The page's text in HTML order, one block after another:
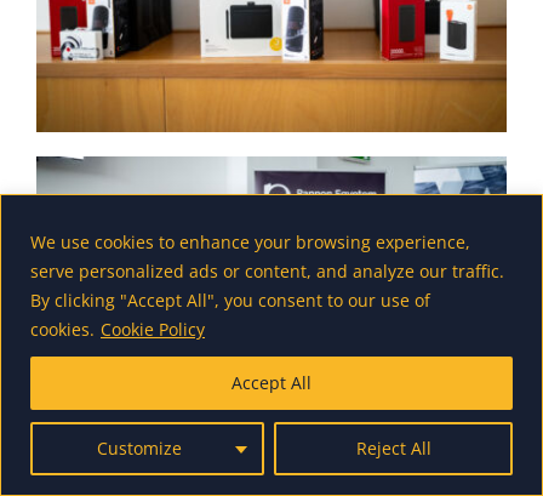
We use cookies to enhance your browsing experience,
serve personalized ads or content, and analyze our traffic.
By clicking "Accept All", you consent to our use of
cookies. Cookie Policy
Customize Reject All
Accept All